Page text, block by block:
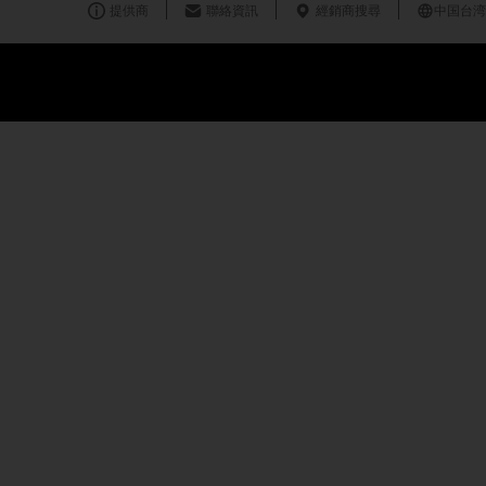
提供商 聯絡資訊 經銷商搜尋 中国台湾